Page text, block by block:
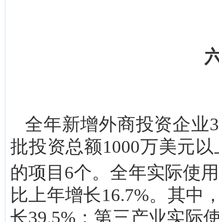
全年新增外商投资企业
批投资总额1000万美元
的项目6个。全年实际使
比上年增长16.7%。其中
长39.5%；第三产业实际